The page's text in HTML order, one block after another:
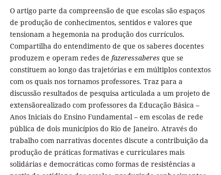
O artigo parte da compreensão de que escolas são espaços
de produção de conhecimentos, sentidos e valores que
tensionam a hegemonia na produção dos currículos.
Compartilha do entendimento de que os saberes docentes
produzem e operam redes de fazeressaberes que se
constituem ao longo das trajetórias e em múltiplos contextos
com os quais nos tornamos professores. Traz para a
discussão resultados de pesquisa articulada a um projeto de
extensãorealizado com professores da Educação Básica –
Anos Iniciais do Ensino Fundamental – em escolas de rede
pública de dois municípios do Rio de Janeiro. Através do
trabalho com narrativas docentes discute a contribuição da
produção de práticas formativas e curriculares mais
solidárias e democráticas como formas de resistências a